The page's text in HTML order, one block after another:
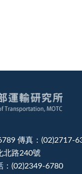
傳真：(02)2717-
北路240號
：(02)2349-6780